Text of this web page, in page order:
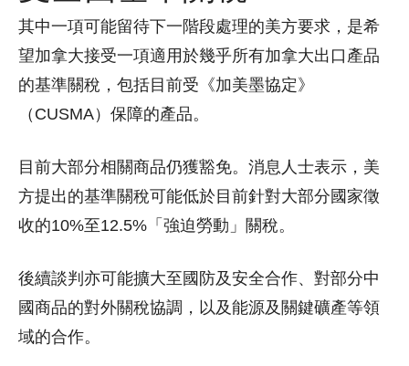
其中一項可能留待下一階段處理的美方要求，是希
望加拿大接受一項適用於幾乎所有加拿大出口產品
的基準關稅，包括目前受《加美墨協定》
（CUSMA）保障的產品。
目前大部分相關商品仍獲豁免。消息人士表示，美
方提出的基準關稅可能低於目前針對大部分國家徵
收的10%至12.5%「強迫勞動」關稅。
後續談判亦可能擴大至國防及安全合作、對部分中
國商品的對外關稅協調，以及能源及關鍵礦產等領
域的合作。